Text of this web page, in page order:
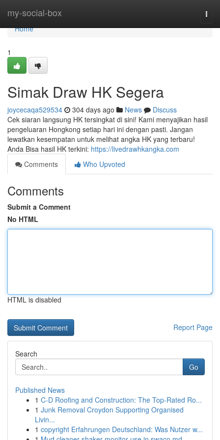
my-social-box
Home
Home
1
Simak Draw HK Segera
joycecaqa529534 304 days ago News
Discuss
Cek siaran langsung HK tersingkat di sini! Kami menyajikan hasil
pengeluaran Hongkong setiap hari ini dengan pasti. Jangan
lewatkan kesempatan untuk melihat angka HK yang terbaru!
Anda Bisa hasil HK terkini: https://livedrawhkangka.com
Comments
Who Upvoted
Comments
Submit a Comment
No HTML
HTML is disabled
Report Page
Search
Go
Published News
1 C-D Roofing and Construction: The Top-Rated Ro...
1 Junk Removal Croydon Supporting Organised
Livin...
1 copyright Erfahrungen Deutschland: Was Nutzer w...